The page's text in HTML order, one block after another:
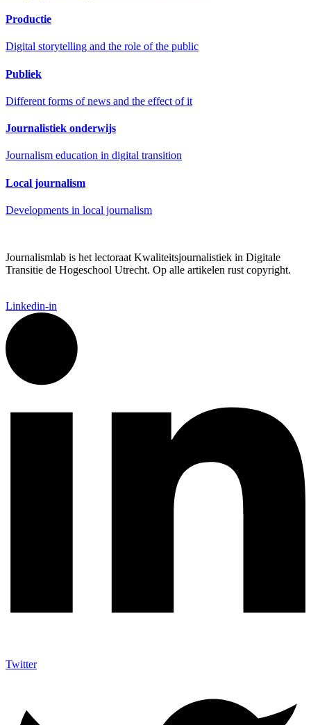
Productie
Digital storytelling and the role of the public
Publiek
Different forms of news and the effect of it
Journalistiek onderwijs
Journalism education in digital transition
Local journalism
Developments in local journalism
Journalismlab is het lectoraat Kwaliteitsjournalistiek in Digitale
Transitie de Hogeschool Utrecht. Op alle artikelen rust copyright.
Linkedin-in
Twitter